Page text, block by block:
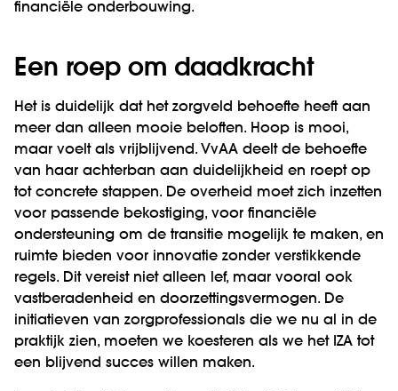
financiële onderbouwing.
Een roep om daadkracht
Het is duidelijk dat het zorgveld behoefte heeft aan
meer dan alleen mooie beloften. Hoop is mooi,
maar voelt als vrijblijvend. VvAA deelt de behoefte
van haar achterban aan duidelijkheid en roept op
tot concrete stappen. De overheid moet zich inzetten
voor passende bekostiging, voor financiële
ondersteuning om de transitie mogelijk te maken, en
ruimte bieden voor innovatie zonder verstikkende
regels. Dit vereist niet alleen lef, maar vooral ook
vastberadenheid en doorzettingsvermogen. De
initiatieven van zorgprofessionals die we nu al in de
praktijk zien, moeten we koesteren als we het IZA tot
een blijvend succes willen maken.